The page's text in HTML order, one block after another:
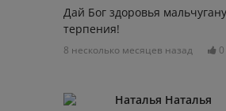
Дай Бог здоровья
терпения!
8 несколько месяцев назад 0
Наталья Наталья